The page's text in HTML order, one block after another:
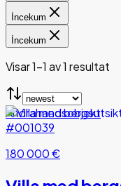
İncekum
İncekum
Visar 1-1 av 1 resultat
Andrahandsobjekt
#001039
180 000 €